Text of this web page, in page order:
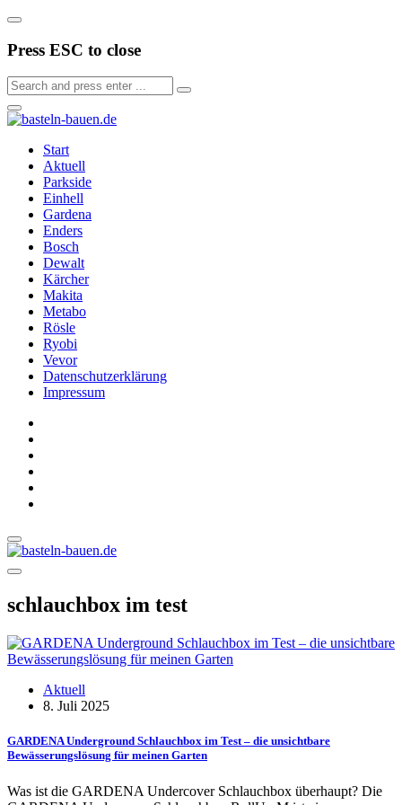
Press ESC to close
Start
Aktuell
Parkside
Einhell
Gardena
Enders
Bosch
Dewalt
Kärcher
Makita
Metabo
Rösle
Ryobi
Vevor
Datenschutzerklärung
Impressum
schlauchbox im test
Aktuell
8. Juli 2025
GARDENA Under­ground Schlauchbox im Test – die unsichtbare
Bewässerungslösung für meinen Garten
Was ist die GARDENA Undercover Schlauchbox überhaupt? Die